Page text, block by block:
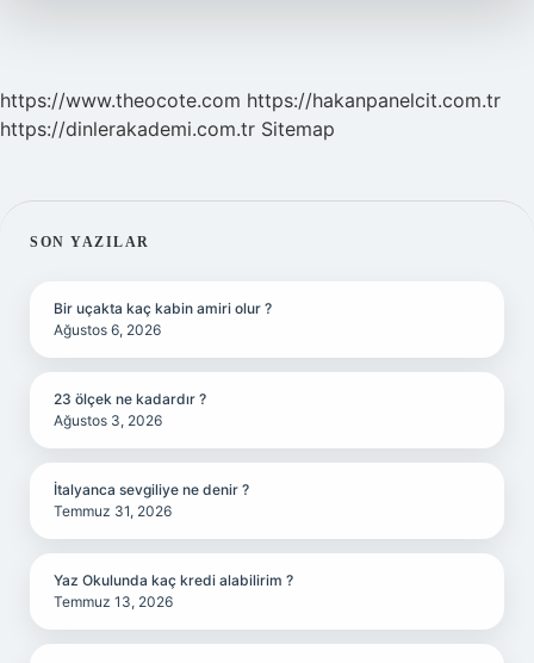
https://www.theocote.com https://hakanpanelcit.com.tr
https://dinlerakademi.com.tr Sitemap
SIDEBAR
SON YAZILAR
Bir uçakta kaç kabin amiri olur ?
Ağustos 6, 2026
23 ölçek ne kadardır ?
Ağustos 3, 2026
İtalyanca sevgiliye ne denir ?
Temmuz 31, 2026
Yaz Okulunda kaç kredi alabilirim ?
Temmuz 13, 2026